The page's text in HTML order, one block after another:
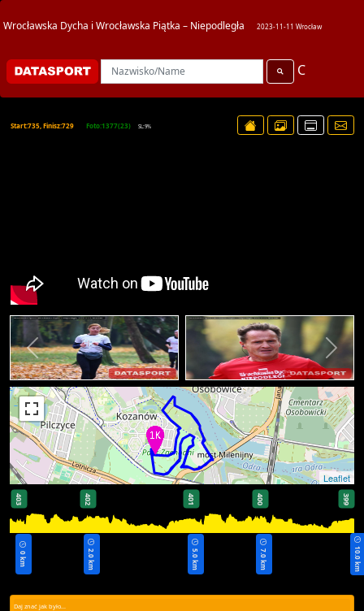
Wrocławska Dycha i Wrocławska Piątka – Niepodległa 2023-11-11 Wrocław
C
Start:735, Finisz:729 Foto:1377(23) SL:9%
Leaflet
0 km
403 402
2.0 km
401
5.0 km
400
7.0 km
399
10.0 km
Daj znać jak było...